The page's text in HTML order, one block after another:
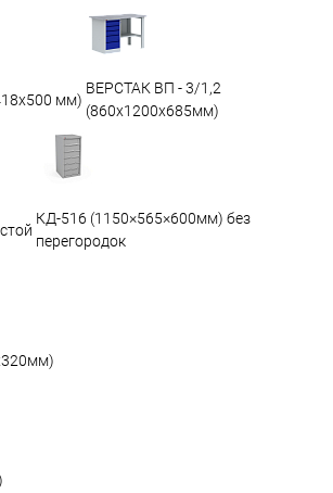
мм)
ВЕРСТАК ВП - 3/1,2
(860х1200х685мм)
КД-516 (1150×565×600мм) без
перегородок